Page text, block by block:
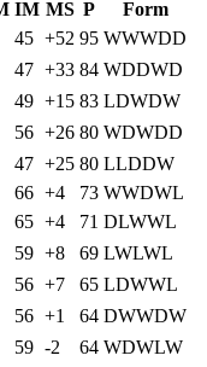
IM MS P
Form
45 +52 95 WWWDD
47 +33 84 WDDWD
49 +15 83 LDWDW
56 +26 80 WDWDD
47 +25 80 LLDDW
66 +4 73 WWDWL
65 +4 71 DLWWL
59 +8 69 LWLWL
56 +7 65 LDWWL
56 +1 64 DWWDW
59 -2 64 WDWLW